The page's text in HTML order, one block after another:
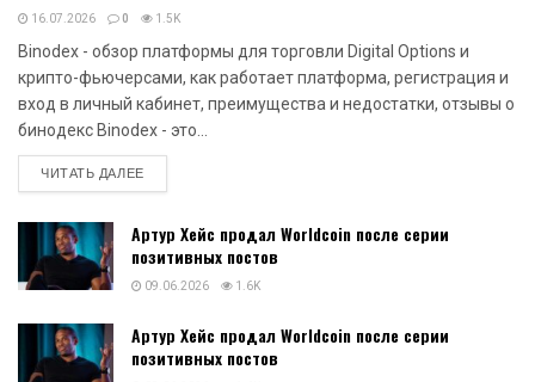
16.07.2026 0 1.5K
Binodex - обзор платформы для торговли Digital Options и
крипто-фьючерсами, как работает платформа, регистрация и
вход в личный кабинет, преимущества и недостатки, отзывы о
бинодекс Binodex - это...
ЧИТАТЬ ДАЛЕЕDETAILS
Артур Хейс продал Worldcoin после серии
позитивных постов
09.06.2026 1.6K
Артур Хейс продал Worldcoin после серии
позитивных постов